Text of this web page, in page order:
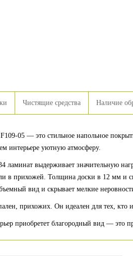
Чистящие средства Наличие
05 — это стильное напольное
интерьере уютную атмосферу.
ламинат выдерживает значительную
в прихожей. Толщина доски в 12 мм и
вид и скрывает мелкие
прихожих. Он идеален для тех, кто
приобретет благородный вид — это